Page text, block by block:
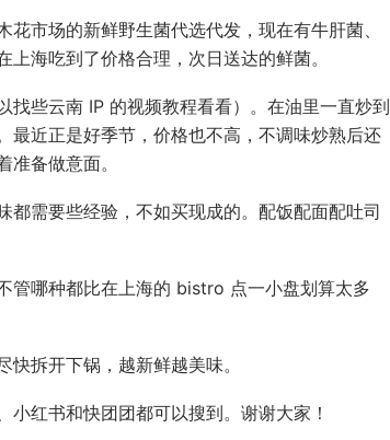
市场的新鲜野生菌代选代发，现在有牛肝菌、
海吃到了价格合理，次日送达的鲜菌。
找些云南 IP 的视频教程看看）。在油里一直炒到
最近正是好季节，价格也不高，不调味炒熟后还
备做意面。
都需要些经验，不如买现成的。配饭配面配吐司
管哪种都比在上海的 bistro 点一小盘划算太多
拆开下锅，越新鲜越美味。
红书和快团团都可以搜到。谢谢大家！